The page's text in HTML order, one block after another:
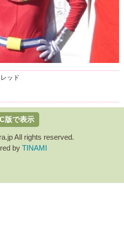
ッド
版で表示
All rights reserved.
by TINAMI